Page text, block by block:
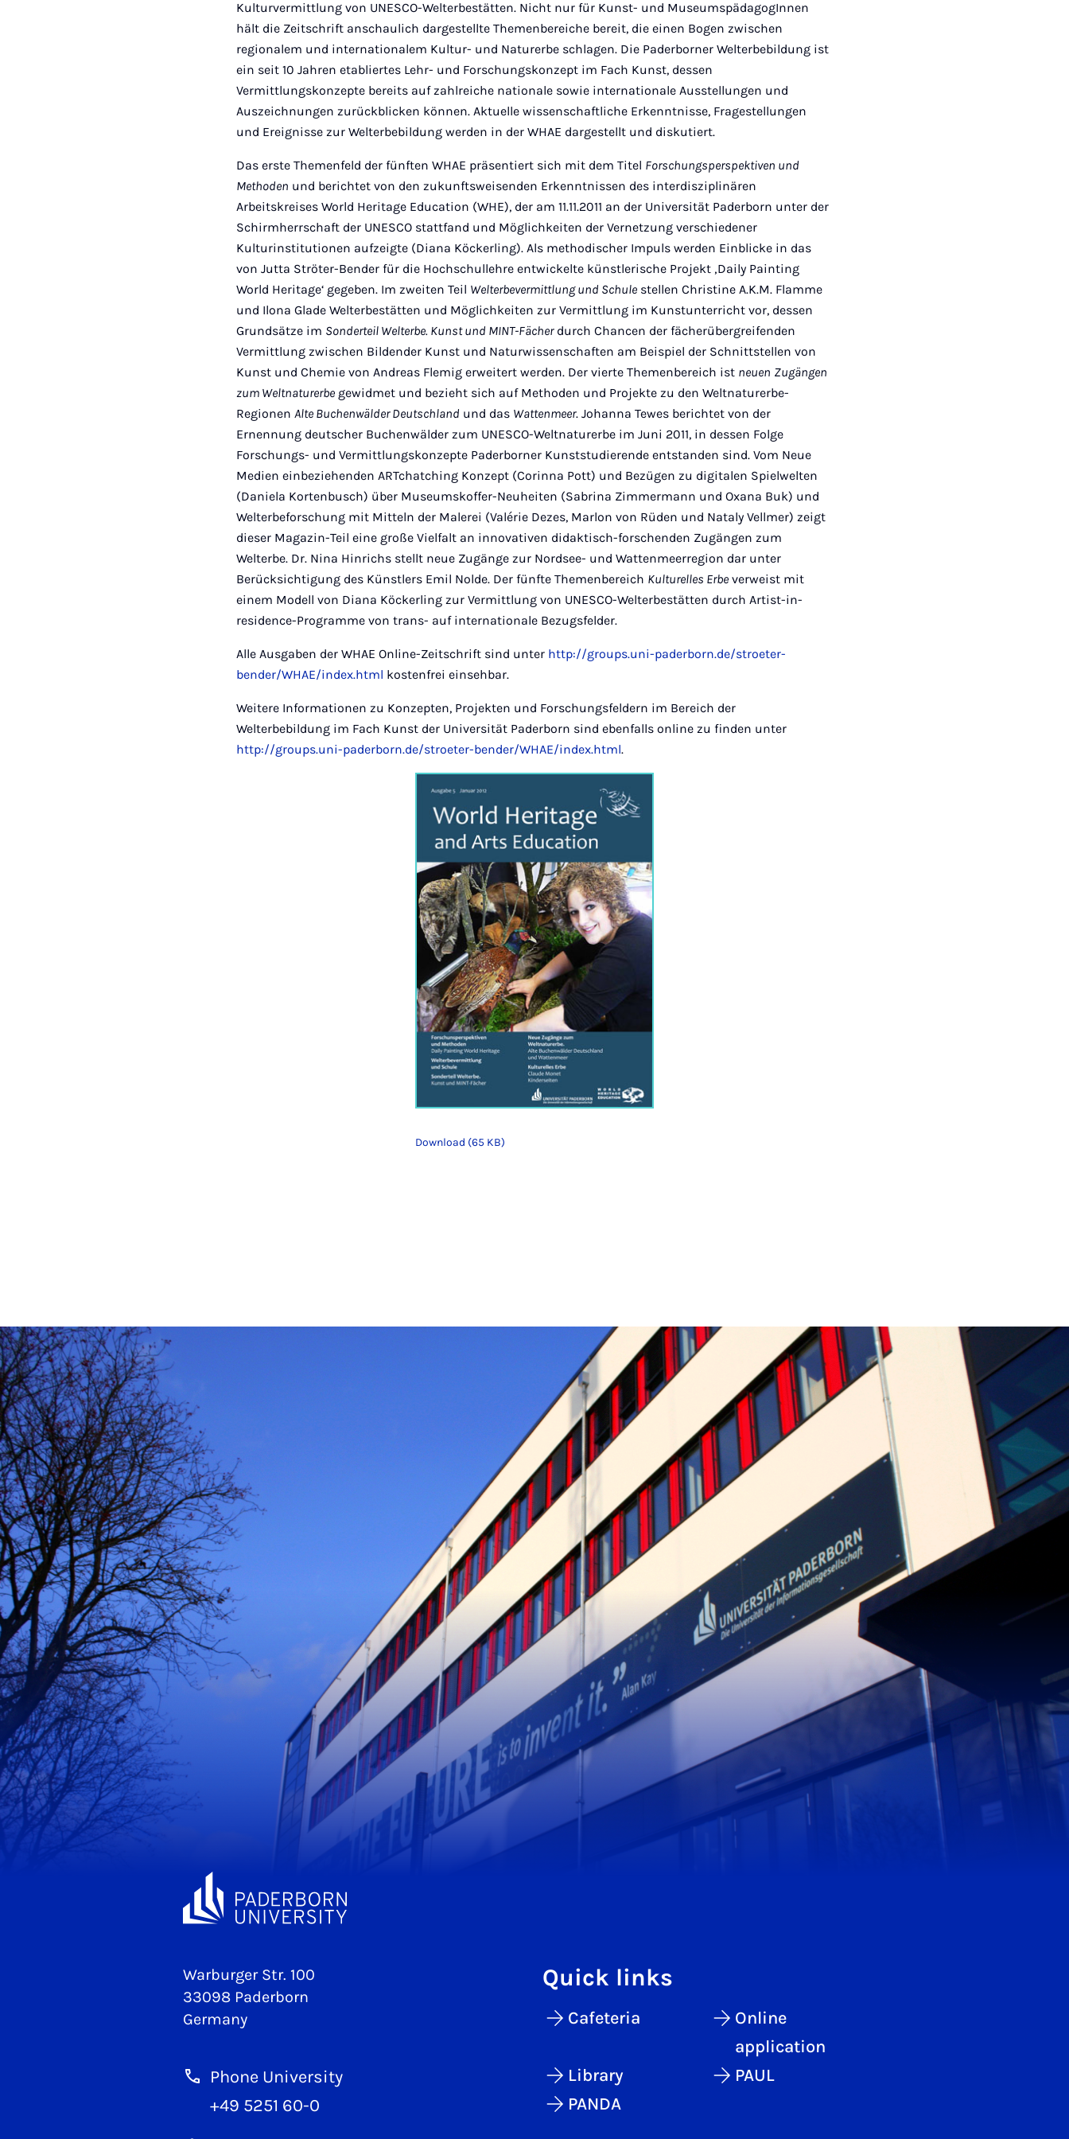
Kulturvermittlung von UNESCO-Welterbestätten. Nicht nur für Kunst- und MuseumspädagogInnen
hält die Zeitschrift anschaulich dargestellte Themenbereiche bereit, die einen Bogen zwischen
regionalem und internationalem Kultur- und Naturerbe schlagen. Die Paderborner Welterbebildung ist
ein seit 10 Jahren etabliertes Lehr- und Forschungskonzept im Fach Kunst, dessen
Vermittlungskonzepte bereits auf zahlreiche nationale sowie internationale Ausstellungen und
Auszeichnungen zurückblicken können. Aktuelle wissenschaftliche Erkenntnisse, Fragestellungen
und Ereignisse zur Welterbebildung werden in der WHAE dargestellt und diskutiert.
Das erste Themenfeld der fünften WHAE präsentiert sich mit dem Titel Forschungsperspektiven und
Methoden und berichtet von den zukunftsweisenden Erkenntnissen des interdisziplinären
Arbeitskreises World Heritage Education (WHE), der am 11.11.2011 an der Universität Paderborn unter der
Schirmherrschaft der UNESCO stattfand und Möglichkeiten der Vernetzung verschiedener
Kulturinstitutionen aufzeigte (Diana Köckerling). Als methodischer Impuls werden Einblicke in das
von Jutta Ströter-Bender für die Hochschullehre entwickelte künstlerische Projekt ‚Daily Painting
World Heritage‘ gegeben. Im zweiten Teil Welterbevermittlung und Schule stellen Christine A.K.M. Flamme
und Ilona Glade Welterbestätten und Möglichkeiten zur Vermittlung im Kunstunterricht vor, dessen
Grundsätze im Sonderteil Welterbe. Kunst und MINT-Fächerdurch Chancen der fächerübergreifenden
Vermittlung zwischen Bildender Kunst und Naturwissenschaften am Beispiel der Schnittstellen von
Kunst und Chemie von Andreas Flemig erweitert werden. Der vierte Themenbereich ist neuen Zugängen
zum Weltnaturerbe gewidmet und bezieht sich auf Methoden und Projekte zu den Weltnaturerbe-
RegionenAlte Buchenwälder Deutschland und das Wattenmeer. Johanna Tewes berichtet von der
Ernennung deutscher Buchenwälder zum UNESCO-Weltnaturerbe im Juni 2011, in dessen Folge
Forschungs- und Vermittlungskonzepte Paderborner Kunststudierende entstanden sind. Vom Neue
Medien einbeziehenden ARTchatching Konzept (Corinna Pott) und Bezügen zu digitalen Spielwelten
(Daniela Kortenbusch) über Museumskoffer-Neuheiten (Sabrina Zimmermann und Oxana Buk) und
Welterbeforschung mit Mitteln der Malerei (Valérie Dezes, Marlon von Rüden und Nataly Vellmer) zeigt
dieser Magazin-Teil eine große Vielfalt an innovativen didaktisch-forschenden Zugängen zum
Welterbe. Dr. Nina Hinrichs stellt neue Zugänge zur Nordsee- und Wattenmeerregion dar unter
Berücksichtigung des Künstlers Emil Nolde. Der fünfte Themenbereich Kulturelles Erbe verweist mit
einem Modell von Diana Köckerling zur Vermittlung von UNESCO-Welterbestätten durch Artist-in-
residence-Programme von trans- auf internationale Bezugsfelder.
Alle Ausgaben der WHAE Online-Zeitschrift sind unter http://groups.uni-paderborn.de/stroeter-
bender/WHAE/index.html kostenfrei einsehbar.
Weitere Informationen zu Konzepten, Projekten und Forschungsfeldern im Bereich der
Welterbebildung im Fach Kunst der Universität Paderborn sind ebenfalls online zu finden unter
http://groups.uni-paderborn.de/stroeter-bender/WHAE/index.html.
Download (65 KB)
Warburger Str. 100
33098 Paderborn
Germany
Phone University
+49 5251 60-0
Quick links
Cafeteria
Online
application
Library
PAUL
PANDA